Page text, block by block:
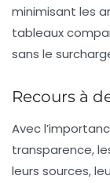
minimisant les
tableaux
sans le
Recours à
Avec
transparence,
leurs sources,